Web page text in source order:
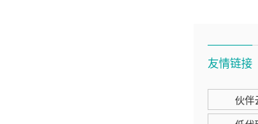
友情链接
伙伴